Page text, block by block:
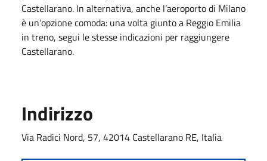
Castellarano. In alternativa, anche l’aeroporto di Milano
è un’opzione comoda: una volta giunto a Reggio Emilia
in treno, segui le stesse indicazioni per raggiungere
Castellarano.
Indirizzo
Via Radici Nord, 57, 42014 Castellarano RE, Italia